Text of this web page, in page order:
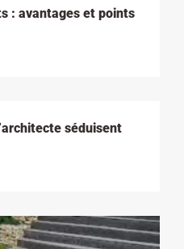
: avantages et points
séduisent